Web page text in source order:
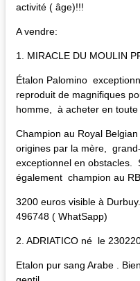
activité ( âge)!!!
A vendre:
1. MIRACLE DU MOULIN
Étalon Palomino
reproduit de magnifiques
homme, à acheter en toute
Champion au Royal
origines par la mère,
exceptionnel en obstacles.
également champion au
3200 euros visible à
496748 ( WhatSapp)
2. ADRIATICO né le
Etalon pur sang Arabe .